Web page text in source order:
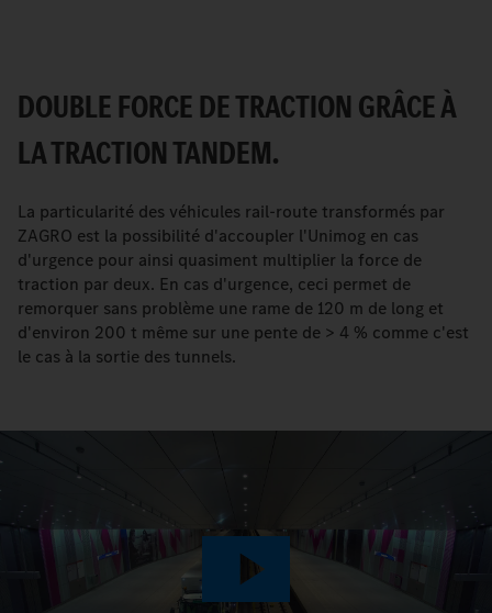
DOUBLE FORCE DE TRACTION GRÂCE À
LA TRACTION TANDEM.
La particularité des véhicules rail-route transformés par
ZAGRO est la possibilité d'accoupler l'Unimog en cas
d'urgence pour ainsi quasiment multiplier la force de
traction par deux. En cas d'urgence, ceci permet de
remorquer sans problème une rame de 120 m de long et
d'environ 200 t même sur une pente de > 4 % comme c'est
le cas à la sortie des tunnels.
Play